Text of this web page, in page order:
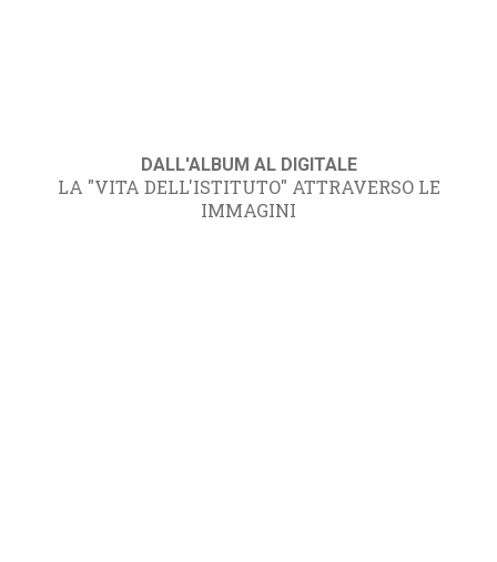
DALL'ALBUM AL DIGITALE
LA "VITA DELL'ISTITUTO" ATTRAVERSO LE
IMMAGINI